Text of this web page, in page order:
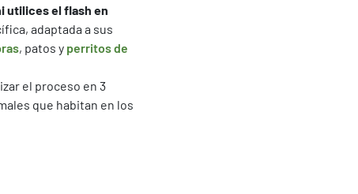
utilices el flash en
adaptada a sus
, patos y perritos de
el proceso en 3
que habitan en los